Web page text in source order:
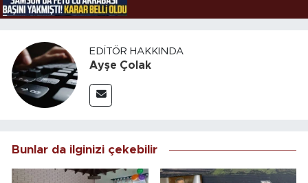
EDITÖR HAKKINDA
Ayşe Çolak
Bunlar da ilginizi çekebilir